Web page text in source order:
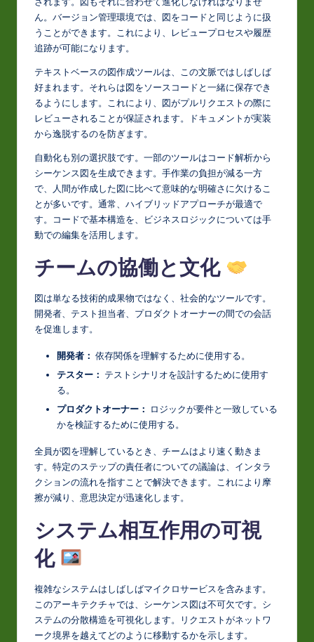
ん。バージョン管理環境では、図をコードと同じように扱
うことができます。これにより、レビュープロセスや履歴
追跡が可能になります。
テキストベースの図作成ツールは、この文脈ではしばしば
好まれます。それらは図をソースコードと一緒に保存でき
るようにします。これにより、図がプルリクエストの際に
レビューされることが保証されます。ドキュメントが実装
から逸脱するのを防ぎます。
自動化も別の選択肢です。一部のツールはコード解析から
シーケンス図を生成できます。手作業の負担が減る一方
で、人間が作成した図に比べて意味的な明確さに欠けるこ
とが多いです。通常、ハイブリッドアプローチが最適で
す。コードで基本構造を、ビジネスロジックについては手
動での編集を活用します。
チームの協働と文化
図は単なる技術的成果物ではなく、社会的なツールです。
開発者、テスト担当者、プロダクトオーナーの間での会話
を促進します。
開発者： 依存関係を理解するために使用する。
テスター： テストシナリオを設計するために使用す
る。
プロダクトオーナー：
ロジックが要件と一致している
かを検証するために使用する。
全員が図を理解しているとき、チームはより速く動きま
す。特定のステップの責任者についての議論は、インタラ
クションの流れを指すことで解決できます。これにより摩
擦が減り、意思決定が迅速化します。
システム相互作用の可視
化
複雑なシステムはしばしばマイクロサービスを含みます。
このアーキテクチャでは、シーケンス図は不可欠です。シ
ステムの分散構造を可視化します。リクエストがネットワ
ーク境界を越えてどのように移動するかを示します。